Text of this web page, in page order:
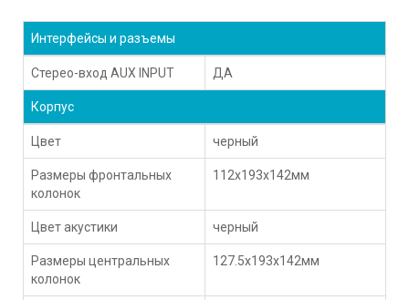
Интерфейсы и разъемы
Стерео-вход AUX INPUT ДА
Корпус
Цвет черный
Размеры фронтальных
колонок
112x193x142мм
Цвет акустики черный
Размеры центральных
колонок
127.5x193x142мм